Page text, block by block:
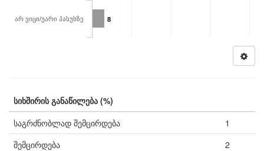
8
არ ვიცი/უარი პასუხზე
სიხშირის განაწილება (%)
საგრძნობლად შემცირდება
1
შემცირდება
2